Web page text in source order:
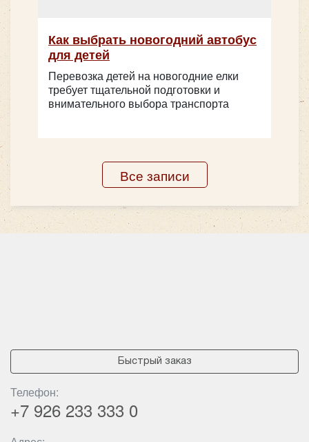
Количество мест:
Цена от: 2700 руб/час
Как выбрать новогодний автобус
для детей
Перевозка детей на новогодние елки
требует тщательной подготовки и
внимательного выбора транспорта
Все записи
Быстрый заказ
Телефон:
+7 926 233 333 0